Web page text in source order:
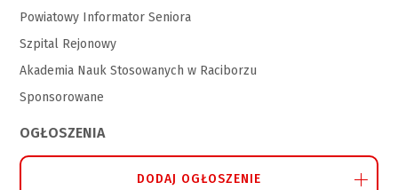
Powiatowy Informator Seniora
Szpital Rejonowy
Akademia Nauk Stosowanych w Raciborzu
Sponsorowane
OGŁOSZENIA
DODAJ OGŁOSZENIE